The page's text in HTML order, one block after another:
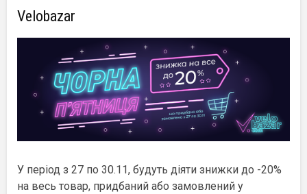
Velobazar
У період з 27 по 30.11, будуть діяти знижки до -20%
на весь товар, придбаний або замовлений у